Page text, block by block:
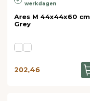
werkdagen
Ares M 44x44x60 cm
Grey
202,46